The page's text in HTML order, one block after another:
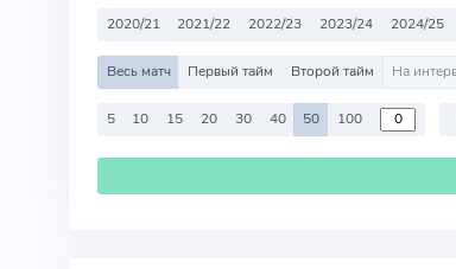
2020/21 2021/22 2022/23 2023/24 2024/25
Весь матч Первый тайм Второй тайм
5 10 15 20 30 40 50 100